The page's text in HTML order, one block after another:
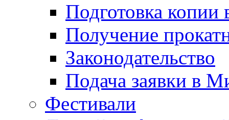
Подготовка копии
Получение
Законодательство
Подача заявки в
Фестивали